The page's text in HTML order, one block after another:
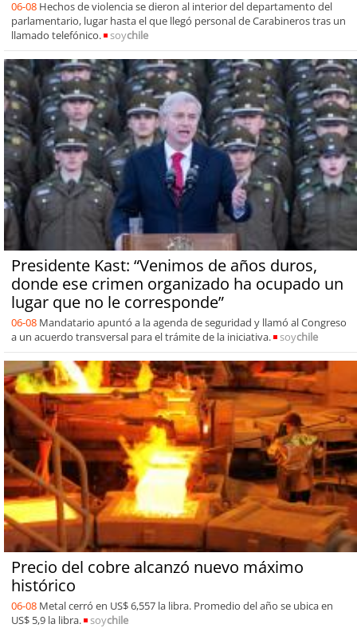
06-08 Hechos de violencia se dieron al interior del departamento del
parlamentario, lugar hasta el que llegó personal de Carabineros tras un
llamado telefónico.
soychile
Presidente Kast: “Venimos de años duros,
donde ese crimen organizado ha ocupado un
lugar que no le corresponde”
06-08 Mandatario apuntó a la agenda de seguridad y llamó al Congreso
a un acuerdo transversal para el trámite de la iniciativa.
soychile
Precio del cobre alcanzó nuevo máximo
histórico
06-08 Metal cerró en US$ 6,557 la libra. Promedio del año se ubica en
US$ 5,9 la libra.
soychile